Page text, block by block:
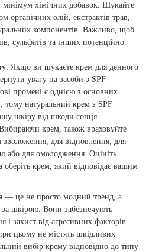
хімічних добавок. Шукайте
органічних олій, екстрактів трав,
компонентів. Важливо, щоб
сульфатів та інших потенційно
. Якщо ви шукаєте крем для денного
увагу на засоби з SPF-
промені є однією з основних
тому натуральний крем з SPF
шкіру від шкоди сонця.
крем, також враховуйте
зволоження, для відновлення, для
або для омолодження. Оцініть
оберіть крем, який відповідає вашим
— це не просто модний тренд, а
за шкірою. Вони забезпечують
захист від агресивних факторів
цьому не містять шкідливих
вибір крему відповідно до типу